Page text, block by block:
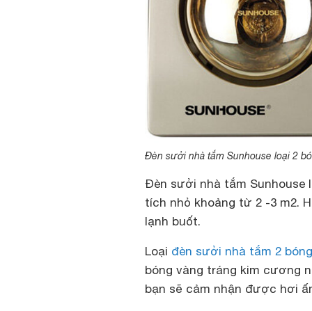
Đèn sưởi nhà tắm Sunhouse loại 2
Đèn sưởi nhà tắm Sunhouse
tích nhỏ khoảng từ 2 -3 m2.
lạnh buốt.
Loại đèn sưởi nhà tắm 2 bóng
bóng vàng tráng kim cương
bạn sẽ cảm nhận được hơi